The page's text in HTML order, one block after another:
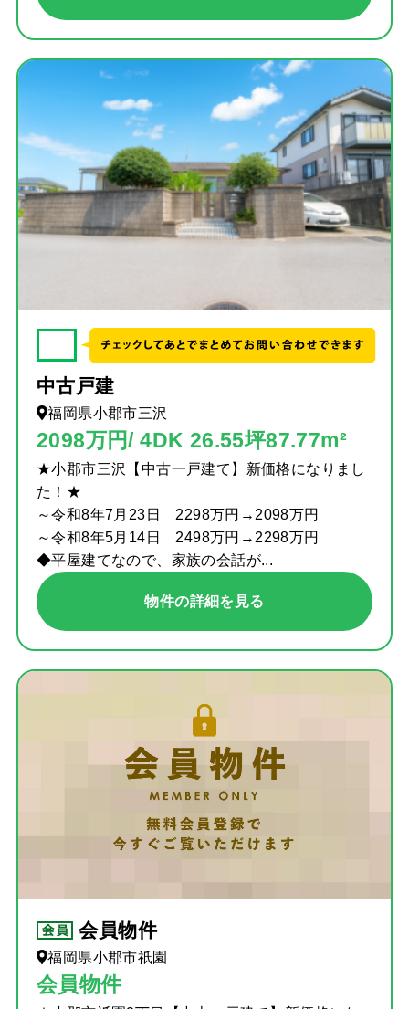
中古戸建
福岡県小郡市三沢
2098万円/ 4DK 26.55坪87.77m²
★小郡市三沢【中古一戸建て】新価格になりまし
た！★
～令和8年7月23日 2298万円→2098万円
～令和8年5月14日 2498万円→2298万円
◆平屋建てなので、家族の会話が...
物件の詳細を見る
会員物件
福岡県小郡市祇園
会員物件